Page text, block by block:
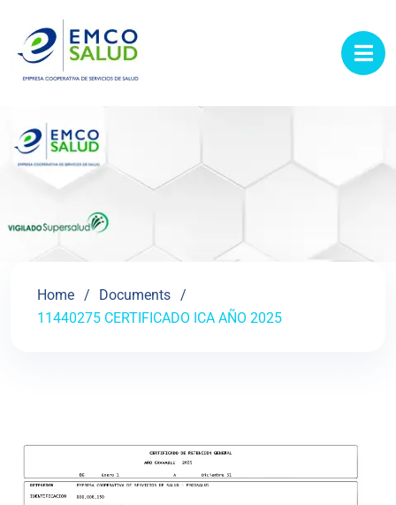
Home
Documents
11440275 CERTIFICADO ICA AÑO 2025